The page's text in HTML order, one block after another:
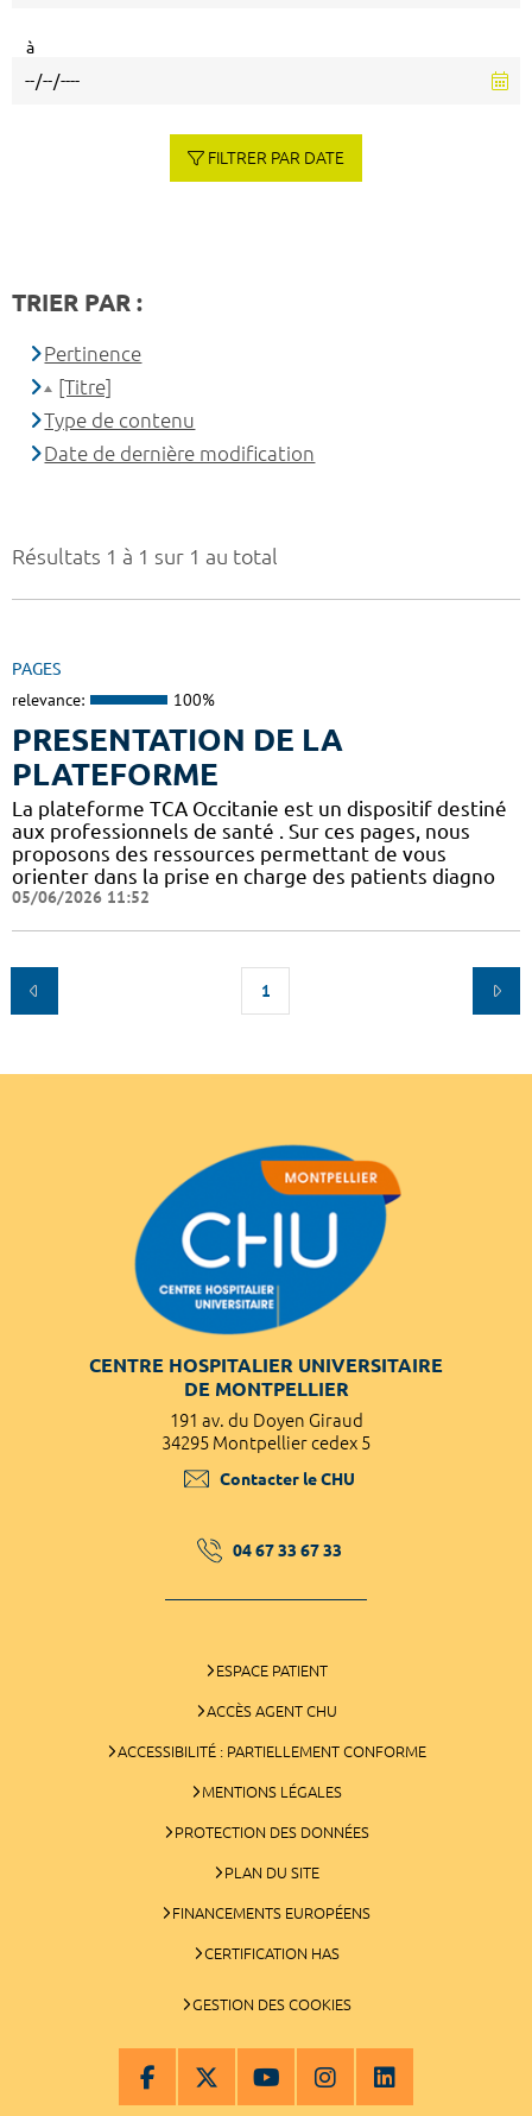
Résultats 1 à 1 sur 1 au total
PAGES
relevance: 100%
PRESENTATION DE LA
PLATEFORME
La plateforme TCA Occitanie est un dispositif destiné
aux professionnels de santé . Sur ces pages, nous
proposons des ressources permettant de vous
orienter dans la prise en charge des patients diagno
05/06/2026 11:52
1
à
FILTRER PAR DATE
TRIER PAR :
Pertinence
[Titre]
Type de contenu
Date de dernière modification
CENTRE HOSPITALIER UNIVERSITAIRE
DE MONTPELLIER
191 av. du Doyen Giraud
34295 Montpellier cedex 5
Contacter le CHU
04 67 33 67 33
ESPACE PATIENT
ACCÈS AGENT CHU
ACCESSIBILITÉ : PARTIELLEMENT CONFORME
MENTIONS LÉGALES
PROTECTION DES DONNÉES
PLAN DU SITE
FINANCEMENTS EUROPÉENS
CERTIFICATION HAS
GESTION DES COOKIES